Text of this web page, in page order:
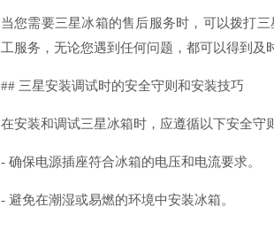
当您需要三星冰箱的售后服务时，可以拨打
工服务，无论您遇到任何问题，都可以得到及
## 三星安装调试时的安全守则和安装技巧
在安装和调试三星冰箱时，应遵循以下安全守
- 确保电源插座符合冰箱的电压和电流要求。
- 避免在潮湿或易燃的环境中安装冰箱。